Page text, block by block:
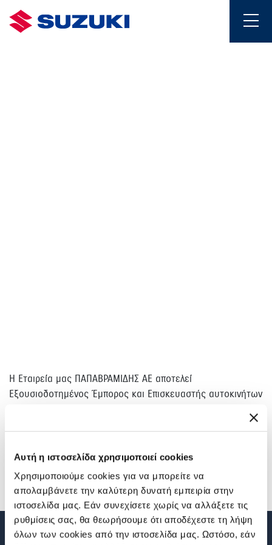
Αυτή η ιστοσελίδα χρησιμοποιεί cookies
Χρησιμοποιούμε cookies για να μπορείτε να
απολαμβάνετε την καλύτερη δυνατή εμπειρία στην
ιστοσελίδα μας. Εάν συνεχίσετε χωρίς να αλλάξετε τις
ρυθμίσεις σας, θα θεωρήσουμε ότι αποδέχεστε τη λήψη
όλων των cookies από την ιστοσελίδα μας. Ωστόσο, εάν
H Eταιρεία μας ΠΑΠΑΒΡΑΜΙΔΗΣ ΑΕ αποτελεί
Εξουσιοδοτημένος Έμπορος και Επισκευαστής αυτοκινήτων
ολοκληρωμένες υπηρεσίες και άρτια τεχνική υποστήριξη.
Με επίκεντρο τις ανάγκες σας, μετατρέπουμε την αγορά
του νέου σας Suzuki σε μία μοναδική εμπειρία.